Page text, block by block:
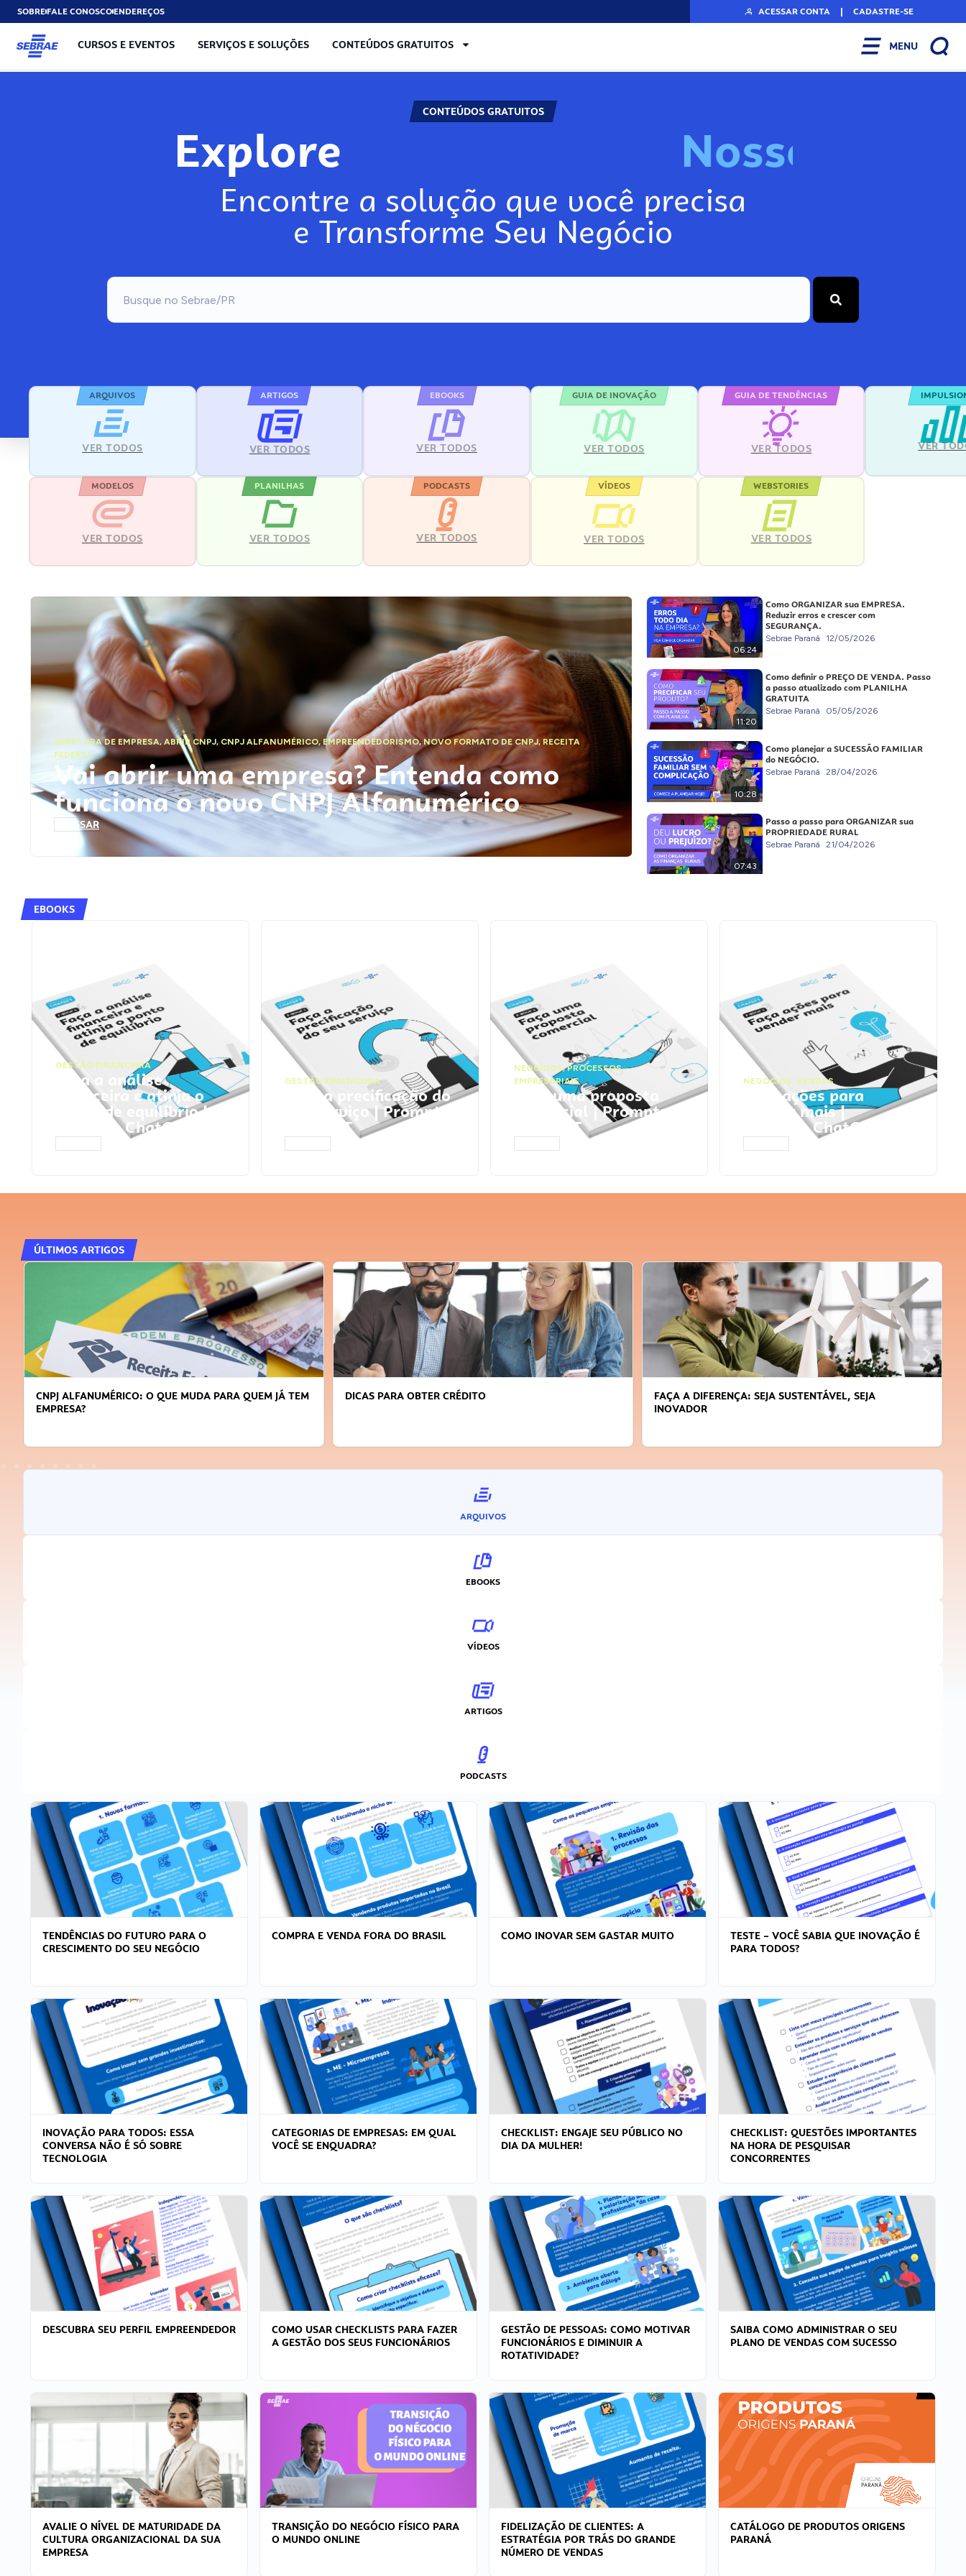
SOBREFALE CONOSCOENDEREÇOS ACESSAR CONTA | CADASTRE-SE
CURSOS E EVENTOS SERVIÇOS E SOLUÇÕES CONTEÚDOS GRATUITOS MENU
CONTEÚDOS GRATUITOS
Explore Nosso
Encontre a solução que você precisa
e Transforme Seu Negócio
ARQUIVOS
VER TODOS
ARTIGOS
VER TODOS
EBOOKS
VER TODOS
GUIA DE INOVAÇÃO
VER TODOS
GUIA DE TENDÊNCIAS
VER TODOS VER
MODELOS
VER TODOS
PLANILHAS
VER TODOS
PODCASTS
VER TODOS
VÍDEOS
VER TODOS
WEBSTORIES
VER TODOS
ABERTURA DE EMPRESA,ABRIR CNPJ, CNPJ ALFANUMÉRICO, EMPREENDEDORISMO,NOVO FORMATO DE CNPJ,RECEITA
FEDERAL
Vai abrir uma empresa? Entenda como
funciona o novo CNPJ Alfanumérico
ACESSAR
06:24
Como ORGANIZAR sua EMPRESA.
Reduzir erros e crescer com
SEGURANÇA.
Sebrae Paraná 12/05/2026
11:20
Como definir o PREÇO DE VENDA. Passo
a passo atualizado com PLANILHA
GRATUITA
Sebrae Paraná 05/05/2026
10:28
Como planejar a SUCESSÃO FAMILIAR
do NEGÓCIO.
Sebrae Paraná 28/04/2026
07:43
Passo a passo para ORGANIZAR sua
PROPRIEDADE RURAL
Sebrae Paraná 21/04/2026
EBOOKS
GESTÃO FINANCEIRA
Faça a análise
financeira e atinja o
ponto de equilíbrio |
Prompts ChatGPT
GESTÃO FINANCEIRA
Faça a precificação do
seu serviço | Prompts
ChatGPT
NEGÓCIOS,PROCESSOS
EMPRESARIAIS
Faça uma proposta
comercial | Prompts
ChatGPT
NEGÓCIOS, VENDAS
Faça ações para
vender mais |
Prompts ChatGPT
ÚLTIMOS ARTIGOS
CNPJ ALFANUMÉRICO: O QUE MUDA PARA QUEM JÁ TEM
EMPRESA?
DICAS PARA OBTER CRÉDITO
FAÇA A DIFERENÇA: SEJA SUSTENTÁVEL, SEJA
INOVADOR
ARQUIVOS
EBOOKS
VÍDEOS
ARTIGOS
PODCASTS
TENDÊNCIAS DO FUTURO PARA O
CRESCIMENTO DO SEU NEGÓCIO
COMPRA E VENDA FORA DO BRASIL COMO INOVAR SEM GASTAR MUITO
TESTE – VOCÊ SABIA QUE INOVAÇÃO É
PARA TODOS?
INOVAÇÃO PARA TODOS: ESSA
CONVERSA NÃO É SÓ SOBRE
TECNOLOGIA
CATEGORIAS DE EMPRESAS: EM QUAL
VOCÊ SE ENQUADRA?
CHECKLIST: ENGAJE SEU PÚBLICO NO
DIA DA MULHER!
CHECKLIST: QUESTÕES IMPORTANTES
NA HORA DE PESQUISAR
CONCORRENTES
DESCUBRA SEU PERFIL EMPREENDEDOR
COMO USAR CHECKLISTS PARA FAZER
A GESTÃO DOS SEUS FUNCIONÁRIOS
GESTÃO DE PESSOAS: COMO MOTIVAR
FUNCIONÁRIOS E DIMINUIR A
ROTATIVIDADE?
SAIBA COMO ADMINISTRAR O SEU
PLANO DE VENDAS COM SUCESSO
AVALIE O NÍVEL DE MATURIDADE DA
CULTURA ORGANIZACIONAL DA SUA
EMPRESA
TRANSIÇÃO DO NEGÓCIO FÍSICO PARA
O MUNDO ONLINE
FIDELIZAÇÃO DE CLIENTES: A
ESTRATÉGIA POR TRÁS DO GRANDE
NÚMERO DE VENDAS
CATÁLOGO DE PRODUTOS ORIGENS
PARANÁ